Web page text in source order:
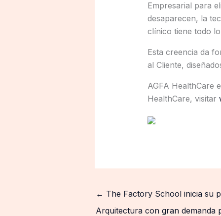
Empresarial para
desaparecen, la
clínico tiene todo
Esta creencia da
al Cliente,
AGFA HealthCare
HealthCare, visitar
← The Factory School inicia su
Arquitectura con gran demanda